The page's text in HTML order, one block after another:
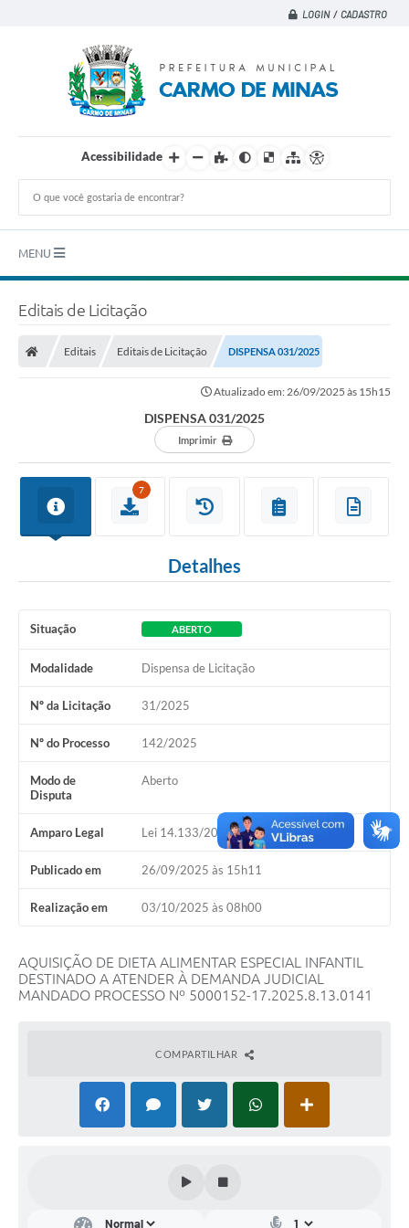
LOGIN / CADASTRO
Acessibilidade
MENU
ACESSO À INFORMAÇÃO
TRANSPARÊNCIA
Legislação
NFS-e Nota Fiscal de Serviços ao Cidadão
Contratos
Ouvidoria
Audiências Públicas
Arquivos para Download
Carta de Serviços
Notícias
Turismo
Obras
Secretarias
Transparência
Editais de Licitação
Editais Editais de Licitação DISPENSA 031/2025
Atualizado em: 26/09/2025 às 15h15
DISPENSA 031/2025
Imprimir
7
Detalhes
Situação ABERTO
Modalidade Dispensa de Licitação
Nº da Licitação 31/2025
Nº do Processo 142/2025
Modo de
Disputa
Aberto
Amparo Legal Lei 14.133/2021, Art. 1º, § 2º
Publicado em 26/09/2025 às 15h11
Realização em 03/10/2025 às 08h00
AQUISIÇÃO DE DIETA ALIMENTAR ESPECIAL INFANTIL
DESTINADO A ATENDER À DEMANDA JUDICIAL
MANDADO PROCESSO Nº 5000152-17.2025.8.13.0141
COMPARTILHAR